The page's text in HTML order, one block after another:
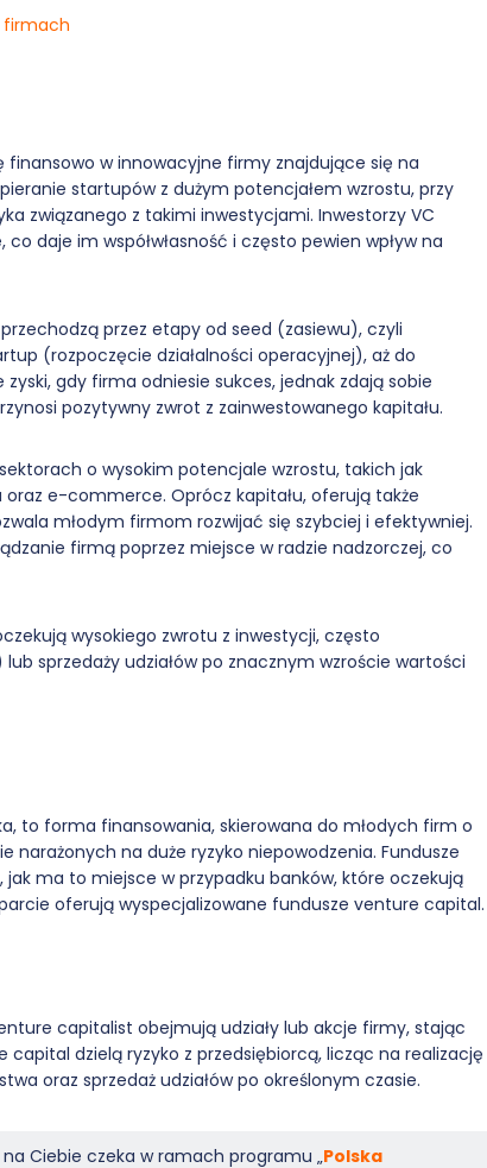
firmach
w innowacyjne firmy znajdujące się na
startupów z dużym potencjałem wzrostu, przy
związanego z takimi inwestycjami. Inwestorzy VC
daje im współwłasność i często pewien wpływ na
przez etapy od seed (zasiewu), czyli
(rozpoczęcie działalności operacyjnej), aż do
gdy firma odniesie sukces, jednak zdają sobie
pozytywny zwrot z zainwestowanego kapitału.
o wysokim potencjale wzrostu, takich jak
e-commerce. Oprócz kapitału, oferują także
młodym firmom rozwijać się szybciej i efektywniej.
firmą poprzez miejsce w radzie nadzorczej, co
wysokiego zwrotu z inwestycji, często
sprzedaży udziałów po znacznym wzroście wartości
to forma finansowania, skierowana do młodych firm o
narażonych na duże ryzyko niepowodzenia. Fundusze
ma to miejsce w przypadku banków, które oczekują
oferują wyspecjalizowane fundusze venture capital.
capitalist obejmują udziały lub akcje firmy, stając
capital dzielą ryzyko z przedsiębiorcą, licząc na realizację
oraz sprzedaż udziałów po określonym czasie.
na Ciebie czeka w ramach programu „Polska